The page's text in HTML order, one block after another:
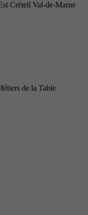
Créteil Val-de-Marne
de la Table